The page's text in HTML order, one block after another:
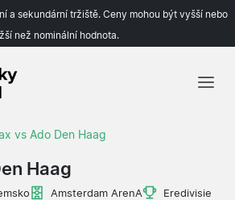
a sekundární tržiště. Ceny mohou být vyšší nebo
než nominální hodnota.
Ligy
vs Ado Den Haag
Haag
Amsterdam ArenA
Eredivisie